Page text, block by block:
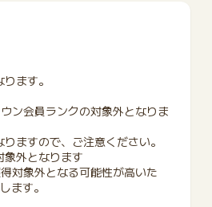
ます。
ン会員ランクの対象外となりま
ますので、ご注意ください。
外となります
対象外となる可能性が高いた
ます。